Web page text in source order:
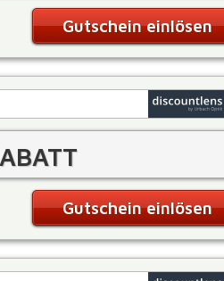
Gutschein einlösen
Gutschein einlösen